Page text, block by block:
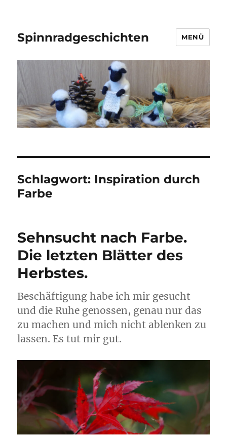
Spinnradgeschichten MENÜ
Schlagwort: Inspiration durch
Farbe
Sehnsucht nach Farbe.
Die letzten Blätter des
Herbstes.
Beschäftigung habe ich mir gesucht
und die Ruhe genossen, genau nur das
zu machen und mich nicht ablenken zu
lassen. Es tut mir gut.